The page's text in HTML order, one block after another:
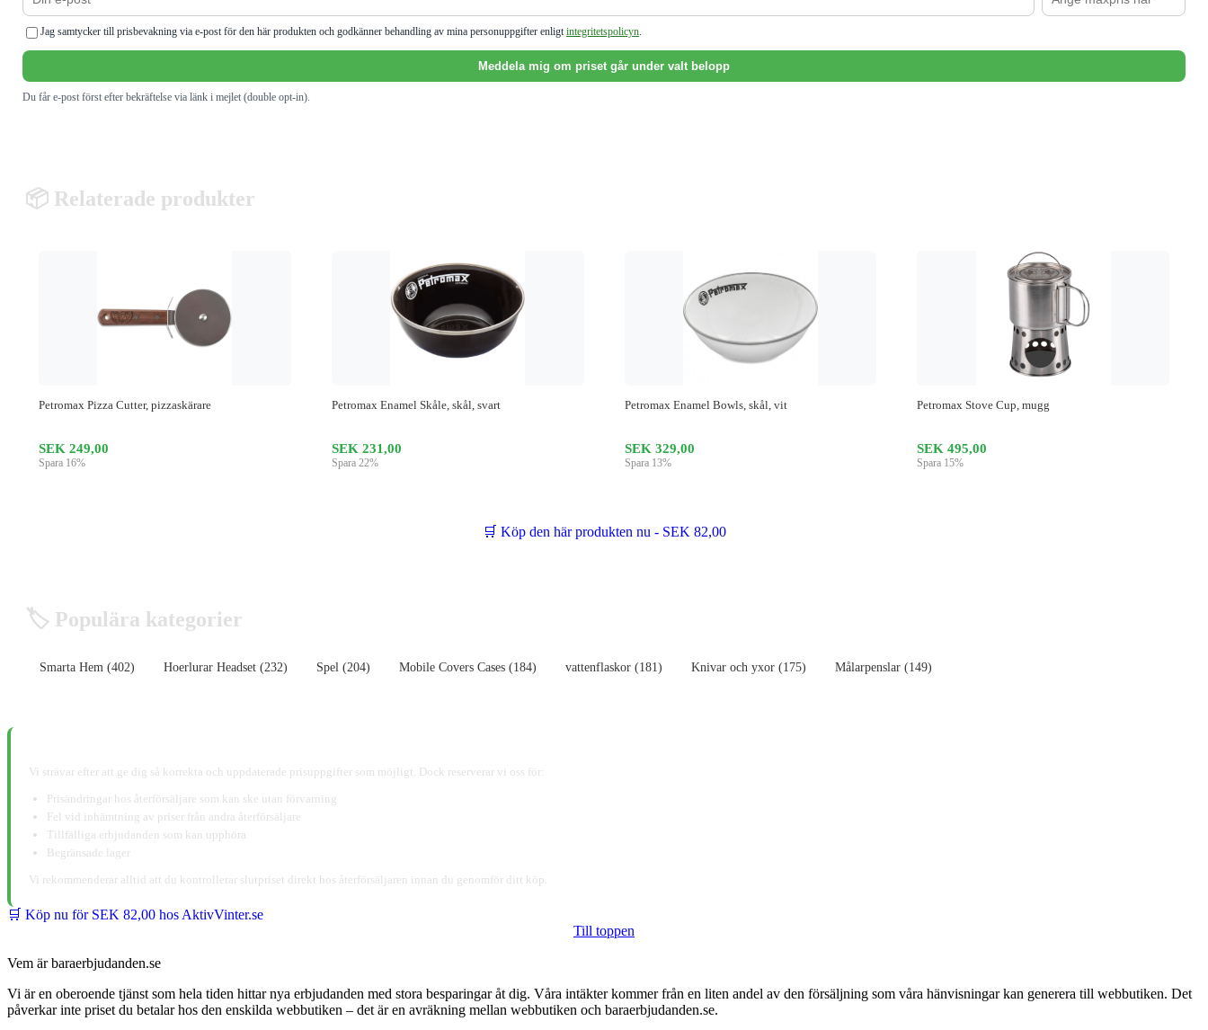
Jag samtycker till prisbevakning via e-post för den här produkten och godkänner behandling av mina personuppgifter enligt integritetspolicyn
Meddela mig om priset går under valt belopp
Du får e-post först efter bekräftelse via länk i mejlet (double opt-in).
📦 Relaterade produkter
Petromax Pizza Cutter, pizzaskärare
SEK 249,00
Spara 16%
Petromax Enamel Skåle, skål, svart
SEK 231,00
Spara 22%
Petromax Enamel Bowls, skål, vit
SEK 329,00
Spara 13%
Petromax Stove Cup, mugg
SEK 495,00
Spara 15%
🛒 Köp den här produkten nu - SEK 82,00
🏷️ Populära kategorier
Smarta Hem (402) Hoerlurar Headset (232) Spel (204) Mobile Covers Cases (184) vattenflaskor (181) Knivar och yxor (175) Målarpenslar (149)
Vi strävar efter att ge dig så korrekta och uppdaterade prisuppgifter som möjligt. Dock reserverar vi oss för:
Prisändringar hos återförsäljare som kan ske utan förvarning
Fel vid inhämtning av priser från andra återförsäljare
Tillfälliga erbjudanden som kan upphöra
Begränsade lager
Vi rekommenderar alltid att du kontrollerar slutpriset direkt hos återförsäljaren innan du genomför ditt köp.
🛒 Köp nu för SEK 82,00 hos AktivVinter.se
Till toppen
Vem är baraerbjudanden.se
Vi är en oberoende tjänst som hela tiden hittar nya erbjudanden med stora besparingar åt dig. Våra intäkter kommer från en liten andel av den försäljning som våra hänvisningar kan generera till webbutiken. Det
påverkar inte priset du betalar hos den enskilda webbutiken – det är en avräkning mellan webbutiken och baraerbjudanden.se.